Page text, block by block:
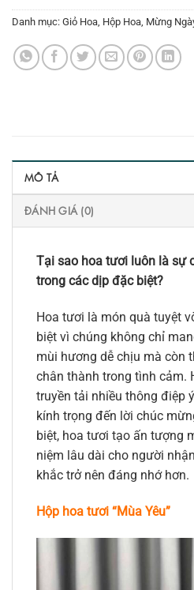
Danh mục: Giỏ Hoa, Hộp Hoa, Mừng
MÔ TẢ
ĐÁNH GIÁ (0)
Tại sao hoa tươi luôn là sự
trong các dịp đặc biệt?
Hoa tươi là món quà tuyệt
biệt vì chúng không chỉ
mùi hương dễ chịu mà còn
chân thành trong tình cảm.
truyền tải nhiều thông điệp
kính trọng đến lời chúc
biệt, hoa tươi tạo ấn tượng
niệm lâu dài cho người
khắc trở nên đáng nhớ hơn.
Hộp hoa tươi “Mùa